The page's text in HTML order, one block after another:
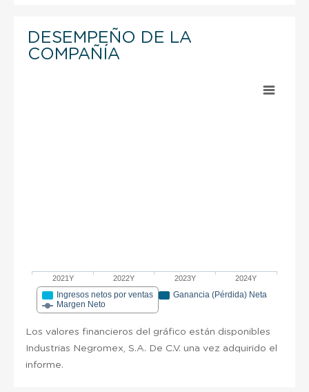
DESEMPEÑO DE LA
COMPAÑÍA
2021Y 2022Y 2023Y 2024Y
Ingresos netos por ventas
Ganancia (Pérdida) Neta
Margen Neto
Los valores financieros del gráfico están disponibles
Industrias Negromex, S.A. De C.V. una vez adquirido el
informe.